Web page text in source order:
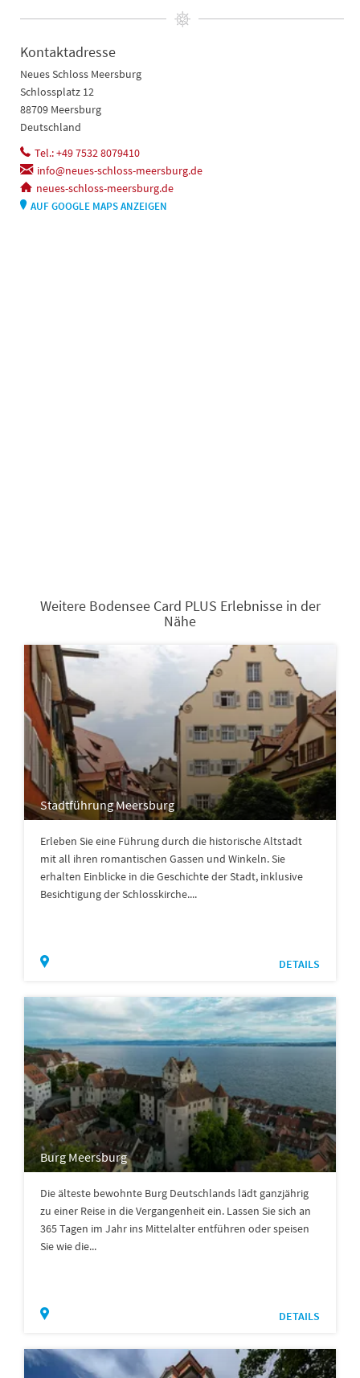
Kontaktadresse
Neues Schloss Meersburg
Schlossplatz 12
88709 Meersburg
Deutschland
Tel.: +49 7532 8079410
info@neues-schloss-meersburg.de
neues-schloss-meersburg.de
AUF GOOGLE MAPS ANZEIGEN
Weitere Bodensee Card PLUS Erlebnisse in der
Nähe
Stadtführung Meersburg
Erleben Sie eine Führung durch die historische Altstadt
mit all ihren romantischen Gassen und Winkeln. Sie
erhalten Einblicke in die Geschichte der Stadt, inklusive
Besichtigung der Schlosskirche....
DETAILS
Burg Meersburg
Die älteste bewohnte Burg Deutschlands lädt ganzjährig
zu einer Reise in die Vergangenheit ein. Lassen Sie sich an
365 Tagen im Jahr ins Mittelalter entführen oder speisen
Sie wie die...
DETAILS